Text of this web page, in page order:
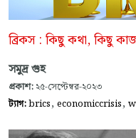
ব্রিকস : কিছু কথা, কিছু
সমুদ্র গুহ
প্রকাশ: ২৫-সেপ্টেম্বর-২০২৩
ট্যাগ:brics, economiccrisis,